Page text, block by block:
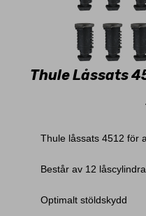
Thule Låssats
Thule låssats 4512 för
Består av 12
Optimalt stöldskydd